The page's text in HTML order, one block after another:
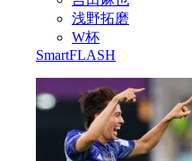
浅野拓磨
W杯
SmartFLASH